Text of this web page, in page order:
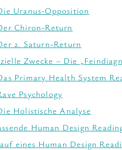
Uranus-Opposition
Chiron-Return
2. Saturn-Return
Zwecke – Die
Primary Health System
Psychology
Holistische Analyse
Human Design
eines Human Design